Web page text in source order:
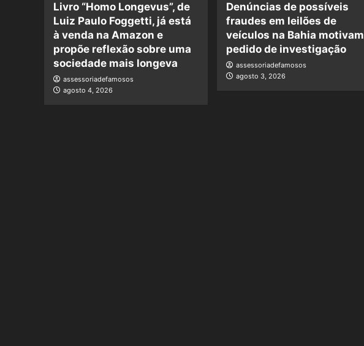
Livro “Homo Longevus”, de
Luiz Paulo Foggetti, já está
à venda na Amazon e
propõe reflexão sobre uma
sociedade mais longeva
assessoriadefamosos
agosto 4, 2026
Denúncias de possíveis
fraudes em leilões de
veículos na Bahia motivam
pedido de investigação
assessoriadefamosos
agosto 3, 2026